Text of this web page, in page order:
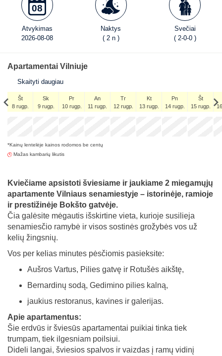
08
Atvykimas
2026-08-08
Naktys
( 2 n )
Svečiai
( 2-0-0 )
Apartamentai Vilniuje
Skaityti daugiau
Št
8 rugp.
Sk
9 rugp.
Pr
10 rugp.
An
11 rugp.
Tr
12 rugp.
Kt
13 rugp.
Pn
14 rugp.
Št
15 rugp.
x
*Kainų lentelėje kainos rodomos be centų
Mažas kambarių likutis
Kviečiame apsistoti šviesiame ir jaukiame 2 miegamųjų
apartamente Vilniaus senamiestyje – istorinėje, ramioje
ir prestižinėje Bokšto gatvėje.
Čia galėsite mėgautis išskirtine vieta, kurioje susilieja
senamiesčio ramybė ir visos sostinės grožybės vos už
kelių žingsnių.
Vos per kelias minutes pėsčiomis pasieksite:
Aušros Vartus, Pilies gatvę ir Rotušės aikštę,
Bernardinų sodą, Gedimino pilies kalną,
jaukius restoranus, kavines ir galerijas.
Apie apartamentus:
Šie erdvūs ir šviesūs apartamentai puikiai tinka tiek
trumpam, tiek ilgesniam poilsiui.
Dideli langai, šviesios spalvos ir vaizdas į ramų vidinį